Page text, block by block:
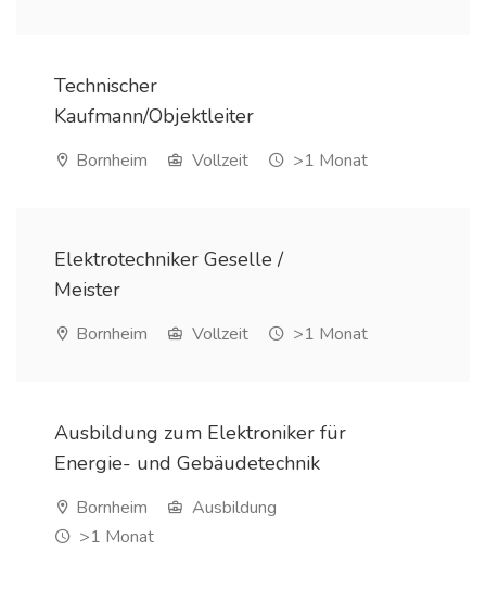
Technischer
Kaufmann/Objektleiter
Bornheim Vollzeit >1 Monat
Elektrotechniker Geselle /
Meister
Bornheim Vollzeit >1 Monat
Ausbildung zum Elektroniker für
Energie- und Gebäudetechnik
Bornheim
Ausbildung
>1 Monat